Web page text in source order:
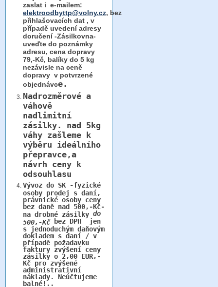
zaslat i e-mailem:
elektroodbyttp@volny.cz, bez
přihlašovacích dat , v
případě uvedení adresy
doručení -Zásilkovna-
uveďte do poznámky
adresu, cena dopravy
79,-Kč, balíky do 5 kg
nezávisle na ceně
dopravy v potvrzené
objednávce.
Nadrozměrové a
váhově
nadlimitní
zásilky. nad 5kg
váhy zašleme k
výběru ideálního
přepravce,a
návrh ceny k
odsouhlasu
Vývoz do SK -fyzické
osoby prodej s daní,
právnické osoby ceny
bez daně nad 500,-Kč-
na drobné zásilky do
500,-Kčbez DPH jen
s jednoduchým daňovým
dokladem s daní / v
případě požadavku
faktury zvýšení ceny
zásilky o 2,00 EUR,-
Kč pro zvýšené
administrativní
náklady. Neúčtujeme
balné!..